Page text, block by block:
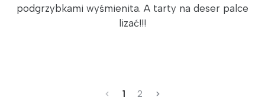
podgrzybkami wyśmienita. A tarty na deser palce
lizać!!!
1 2